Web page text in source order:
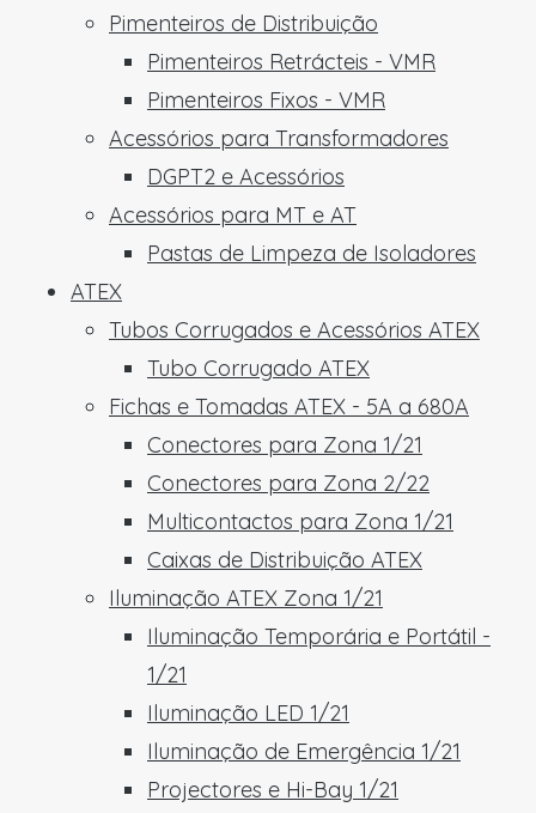
Pimenteiros de Distribuição
Pimenteiros Retrácteis - VMR
Pimenteiros Fixos - VMR
Acessórios para Transformadores
DGPT2 e Acessórios
Acessórios para MT e AT
Pastas de Limpeza de Isoladores
ATEX
Tubos Corrugados e Acessórios ATEX
Tubo Corrugado ATEX
Fichas e Tomadas ATEX - 5A a 680A
Conectores para Zona 1/21
Conectores para Zona 2/22
Multicontactos para Zona 1/21
Caixas de Distribuição ATEX
Iluminação ATEX Zona 1/21
Iluminação Temporária e Portátil -
1/21
Iluminação LED 1/21
Iluminação de Emergência 1/21
Projectores e Hi-Bay 1/21